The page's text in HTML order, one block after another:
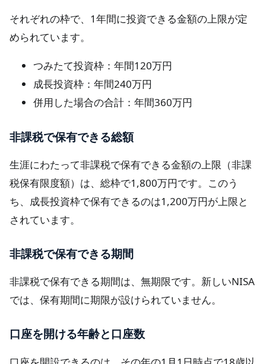
それぞれの枠で、1年間に投資できる金額の上限が定
められています。
つみたて投資枠：年間120万円
成長投資枠：年間240万円
併用した場合の合計：年間360万円
非課税で保有できる総額
生涯にわたって非課税で保有できる金額の上限（非課
税保有限度額）は、総枠で1,800万円です。このう
ち、成長投資枠で保有できるのは1,200万円が上限と
されています。
非課税で保有できる期間
非課税で保有できる期間は、無期限です。新しいNISA
では、保有期間に期限が設けられていません。
口座を開ける年齢と口座数